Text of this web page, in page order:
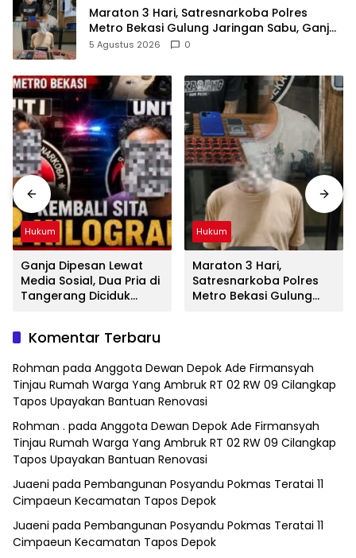
Maraton 3 Hari, Satresnarkoba Polres
Metro Bekasi Gulung Jaringan Sabu, Ganja,
dan Tramadol
5 Agustus 2026 0
Hukum
Ganja Dipesan Lewat
Media Sosial, Dua Pria di
Tangerang Diciduk
Hukum
Maraton 3 Hari,
Satresnarkoba Polres
Metro Bekasi Gulung
Komentar Terbaru
Rohman pada Anggota Dewan Depok Ade Firmansyah
Tinjau Rumah Warga Yang Ambruk RT 02 RW 09 Cilangkap
Tapos Upayakan Bantuan Renovasi
Rohman . pada Anggota Dewan Depok Ade Firmansyah
Tinjau Rumah Warga Yang Ambruk RT 02 RW 09 Cilangkap
Tapos Upayakan Bantuan Renovasi
Juaeni pada Pembangunan Posyandu Pokmas Teratai 11
Cimpaeun Kecamatan Tapos Depok
Juaeni pada Pembangunan Posyandu Pokmas Teratai 11
Cimpaeun Kecamatan Tapos Depok